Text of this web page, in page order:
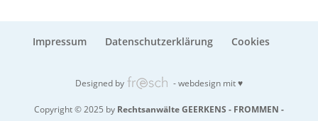
Impressum Datenschutzerklärung Cookies
Designed by - webdesign mit ♥
Copyright © 2025 by Rechtsanwälte GEERKENS - FROMMEN -